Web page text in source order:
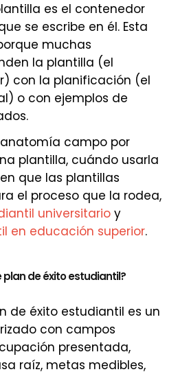
es el contenedor
se escribe en él. Esta
muchas
la plantilla (el
con la planificación (el
o con ejemplos de
campo por
plantilla, cuándo usarla
que las plantillas
el proceso que la rodea,
universitario y
en educación superior.
plan de éxito estudiantil?
de éxito estudiantil es un
con campos
presentada,
raíz, metas medibles,